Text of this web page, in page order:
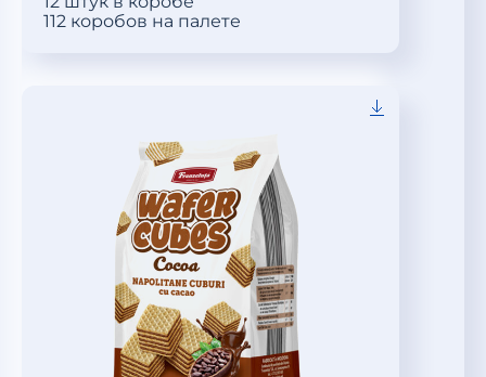
112 коробов на палете